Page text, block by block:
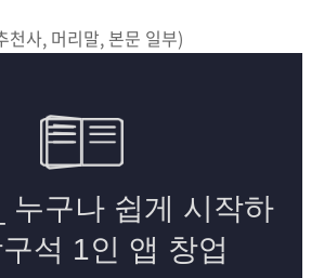
천사, 머리말, 본문 일부)